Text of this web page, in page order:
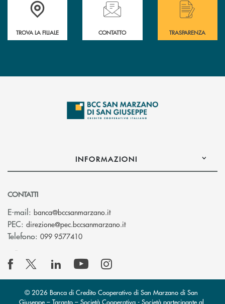
TROVA LA FILIALE CONTATTO TRASPARENZA
INFORMAZIONI
CONTATTI
E-mail: banca@bccsanmarzano.it(si apre l’app di posta
PEC: direzione@pec.bccsanmarzano.it(si apre l’app di posta
Telefono: 099 9577410
© 2026 Banca di Credito Cooperativo di San Marzano di San
Giuseppe – Taranto – Società Cooperativa - Società partecipante al